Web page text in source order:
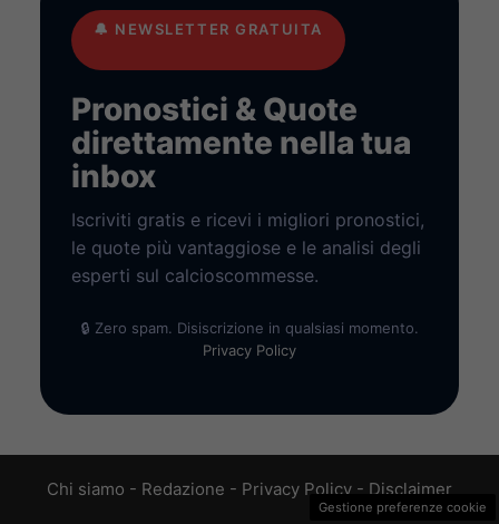
🔔 NEWSLETTER GRATUITA
Pronostici & Quote
direttamente nella tua
inbox
Iscriviti gratis e ricevi i migliori pronostici,
le quote più vantaggiose e le analisi degli
esperti sul calcioscommesse.
🔒 Zero spam. Disiscrizione in qualsiasi momento.
Privacy Policy
Chi siamo - Redazione - Privacy Policy - Disclaimer
Gestione preferenze cookie